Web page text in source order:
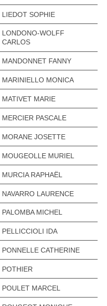
LIEDOT SOPHIE
LONDONO-WOLFF
CARLOS
MANDONNET FANNY
MARINIELLO MONICA
MATIVET MARIE
MERCIER PASCALE
MORANE JOSETTE
MOUGEOLLE MURIEL
MURCIA RAPHAËL
NAVARRO LAURENCE
PALOMBA MICHEL
PELLICCIOLI IDA
PONNELLE CATHERINE
POTHIER
POULET MARCEL